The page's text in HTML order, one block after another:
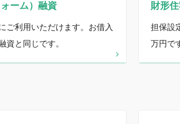
ーム）融資
ご利用いただけます。お借入
資と同じです。
財形
担保設
万円で